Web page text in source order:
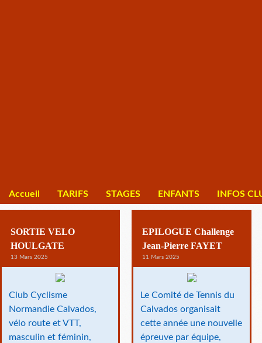
Accueil TARIFS STAGES ENFANTS INFOS
SORTIE VELO
HOULGATE
13 Mars 2025
Club Cyclisme
Normandie Calvados,
vélo route et VTT,
masculin et féminin,
EPILOGUE Challenge
Jean-Pierre FAYET
11 Mars 2025
Le Comité de Tennis du
Calvados organisait
cette année une nouvelle
épreuve par équipe,